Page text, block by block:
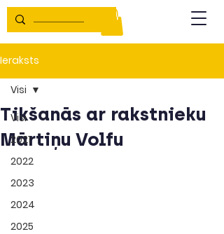
Ieraksts
Visi
2021
2022
2023
2024
2025
Visi
Tikšanās ar rakstnieku
Mārtiņu Volfu